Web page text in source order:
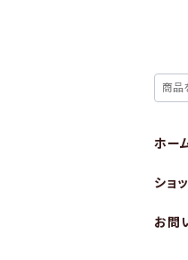
ホー
ショ
お問